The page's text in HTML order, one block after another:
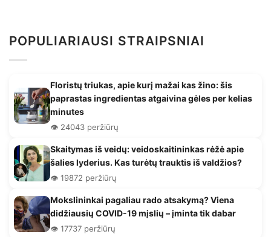
POPULIARIAUSI STRAIPSNIAI
Floristų triukas, apie kurį mažai kas žino: šis
paprastas ingredientas atgaivina gėles per kelias
minutes
👁️ 24043 peržiūrų
Skaitymas iš veidų: veidoskaitininkas rėžė apie
šalies lyderius. Kas turėtų trauktis iš valdžios?
👁️ 19872 peržiūrų
Mokslininkai pagaliau rado atsakymą? Viena
didžiausių COVID-19 mįslių – įminta tik dabar
👁️ 17737 peržiūrų